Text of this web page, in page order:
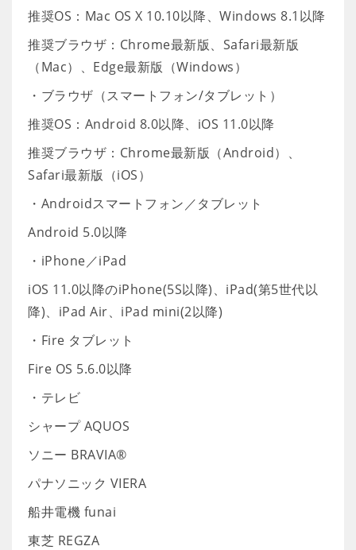
推奨OS：Mac OS X 10.10以降、Windows 8.1以降
推奨ブラウザ：Chrome最新版、Safari最新版
（Mac）、Edge最新版（Windows）
・ブラウザ（スマートフォン/タブレット）
推奨OS：Android 8.0以降、iOS 11.0以降
推奨ブラウザ：Chrome最新版（Android）、
Safari最新版（iOS）
・Androidスマートフォン／タブレット
Android 5.0以降
・iPhone／iPad
iOS 11.0以降のiPhone(5S以降)、iPad(第5世代以
降)、iPad Air、iPad mini(2以降)
・Fire タブレット
Fire OS 5.6.0以降
・テレビ
シャープ AQUOS
ソニー BRAVIA®
パナソニック VIERA
船井電機 funai
東芝 REGZA